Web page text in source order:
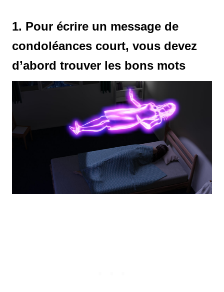
1. Pour écrire un message de
condoléances court, vous devez
d’abord trouver les bons mots